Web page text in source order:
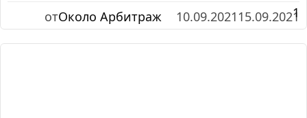
1
отОколо Арбитраж 10.09.2021 15.09.2021